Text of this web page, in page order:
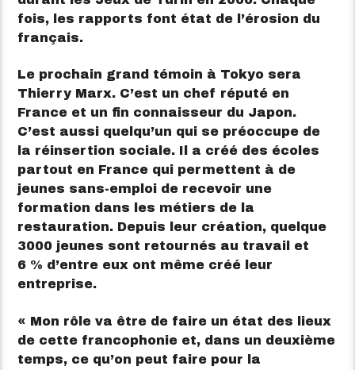
fois, les rapports font état de l’érosion du
français.
Le prochain grand témoin à Tokyo sera
Thierry Marx. C’est un chef réputé en
France et un fin connaisseur du Japon.
C’est aussi quelqu’un qui se préoccupe de
la réinsertion sociale. Il a créé des écoles
partout en France qui permettent à de
jeunes sans-emploi de recevoir une
formation dans les métiers de la
restauration. Depuis leur création, quelque
3000 jeunes sont retournés au travail et
6 % d’entre eux ont même créé leur
entreprise.
« Mon rôle va être de faire un état des lieux
de cette francophonie et, dans un deuxième
temps, ce qu’on peut faire pour la